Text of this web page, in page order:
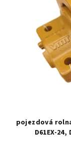
pojezdová
D61EX-24,